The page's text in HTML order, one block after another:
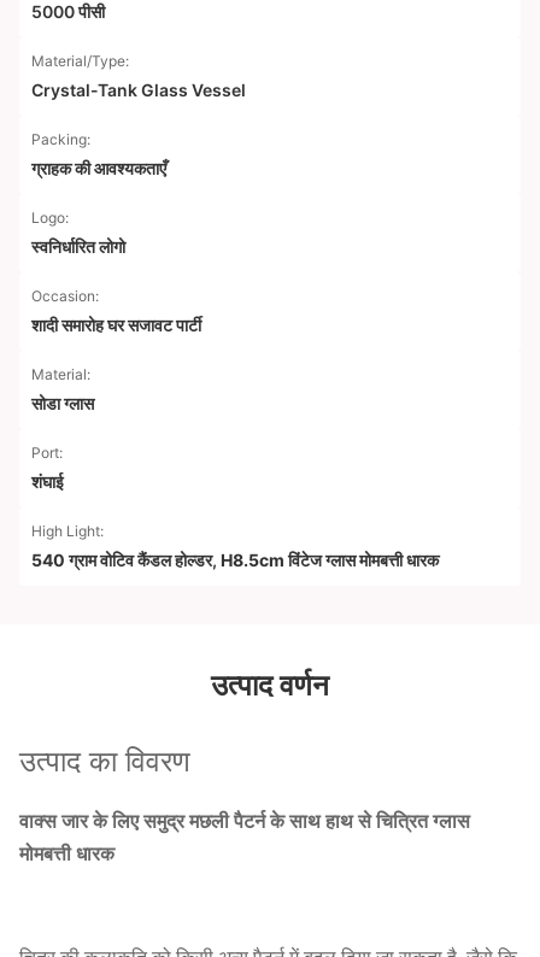
5000 पीसी
Material/Type:
Crystal-Tank Glass Vessel
Packing:
ग्राहक की आवश्यकताएँ
Logo:
स्वनिर्धारित लोगो
Occasion:
शादी समारोह घर सजावट पार्टी
Material:
सोडा ग्लास
Port:
शंघाई
High Light:
540 ग्राम वोटिव कैंडल होल्डर, H8.5cm विंटेज ग्लास मोमबत्ती धारक
उत्पाद वर्णन
उत्पाद का विवरण
वाक्स जार के लिए समुद्र मछली पैटर्न के साथ हाथ से चित्रित ग्लास
मोमबत्ती धारक